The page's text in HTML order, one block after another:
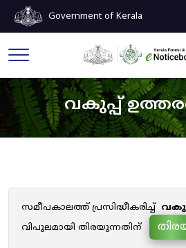
Government of Kerala
വകുപ്പ്
സമീപകാലത്ത് പ്രസിദ്ധീകരിച്ച്
വിപുലമായി തിരയുന്നതിന്